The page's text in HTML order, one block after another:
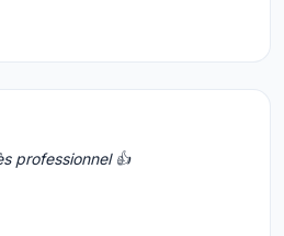
professionnel 👍